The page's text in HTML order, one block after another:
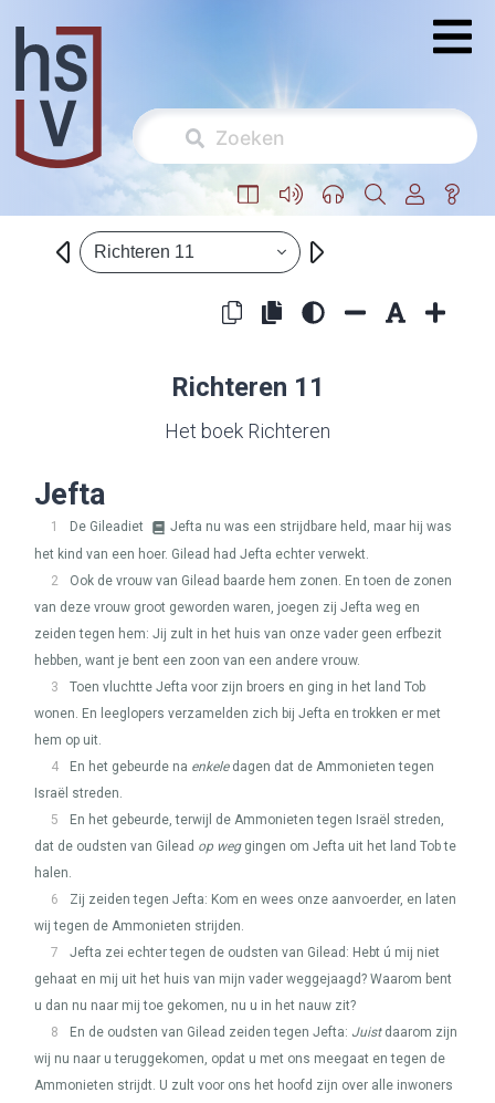
Richteren 11
Richteren 11
Het boek Richteren
Jefta
1 De Gileadiet
Jefta nu was een strijdbare held, maar hij was
het kind van een hoer. Gilead had Jefta echter verwekt.
2
Ook de vrouw van Gilead baarde hem zonen. En toen de zonen
van deze vrouw groot geworden waren, joegen zij Jefta weg en
zeiden tegen hem: Jij zult in het huis van onze vader geen erfbezit
hebben, want je bent een zoon van een andere vrouw.
3
Toen vluchtte Jefta voor zijn broers en ging in het land Tob
wonen. En leeglopers verzamelden zich bij Jefta en trokken er met
hem op uit.
4
En het gebeurde na enkeledagen dat de Ammonieten tegen
Israël streden.
5
En het gebeurde, terwijl de Ammonieten tegen Israël streden,
dat de oudsten van Gilead op weggingen om Jefta uit het land Tob te
halen.
6
Zij zeiden tegen Jefta: Kom en wees onze aanvoerder, en laten
wij tegen de Ammonieten strijden.
7
Jefta zei echter tegen de oudsten van Gilead: Hebt ú mij niet
gehaat en mij uit het huis van mijn vader weggejaagd? Waarom bent
u dan nu naar mij toe gekomen, nu u in het nauw zit?
8
En de oudsten van Gilead zeiden tegen Jefta: Juistdaarom zijn
wij nu naar u teruggekomen, opdat u met ons meegaat en tegen de
Ammonieten strijdt. U zult voor ons het hoofd zijn over alle inwoners